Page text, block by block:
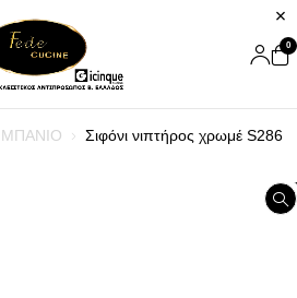
0
ΜΠΑΝΙΟ
Σιφόνι νιπτήρος χρωμέ S286